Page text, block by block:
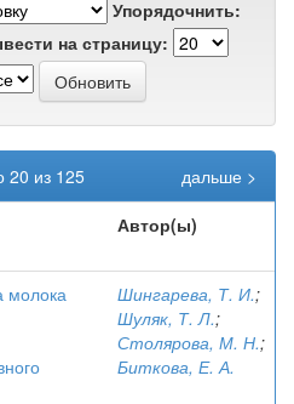
Упорядочнить:
на страницу:
20 из 125
дальше >
Автор(ы)
молока
Шингарева, Т. И.;
Шуляк, Т. Л.;
Столярова, М. Н.;
Биткова, Е. А.